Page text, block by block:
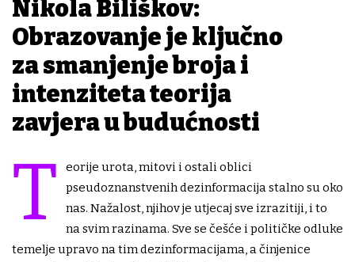
Nikola Biliškov:
Obrazovanje je ključno
za smanjenje broja i
intenziteta teorija
zavjera u budućnosti
T
eorije urota, mitovi i ostali oblici
pseudoznanstvenih dezinformacija stalno su oko
nas. Nažalost, njihov je utjecaj sve izrazitiji, i to
na svim razinama. Sve se češće i političke odluke
temelje upravo na tim dezinformacijama, a činjenice